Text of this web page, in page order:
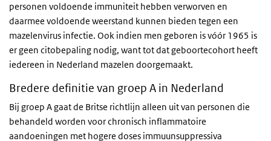
personen voldoende immuniteit hebben verworven en
daarmee voldoende weerstand kunnen bieden tegen een
mazelenvirus infectie. Ook indien men geboren is vóór 1965 is
er geen citobepaling nodig, want tot dat geboortecohort heeft
iedereen in Nederland mazelen doorgemaakt.
Bredere definitie van groep A in Nederland
Bij groep A gaat de Britse richtlijn alleen uit van personen die
behandeld worden voor chronisch inflammatoire
aandoeningen met hogere doses immuunsuppressiva